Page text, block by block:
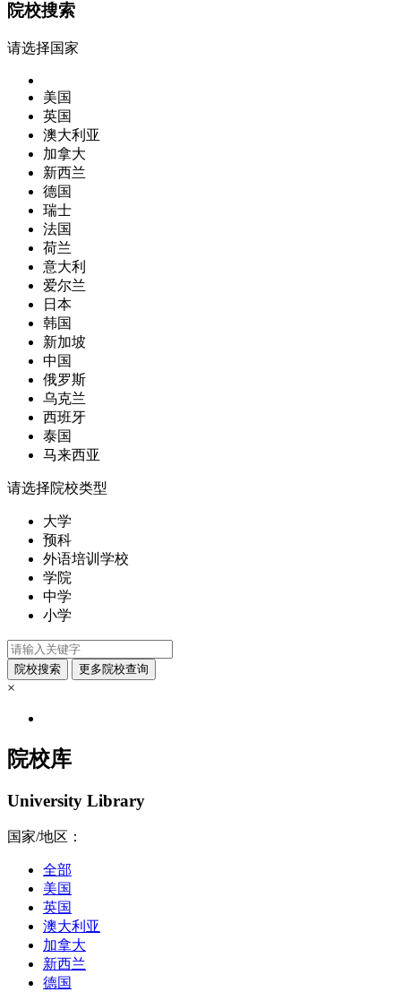
院校搜索
请选择国家
美国
英国
澳大利亚
加拿大
新西兰
德国
瑞士
法国
荷兰
意大利
爱尔兰
日本
韩国
新加坡
中国
俄罗斯
乌克兰
西班牙
泰国
马来西亚
请选择院校类型
大学
预科
外语培训学校
学院
中学
小学
×
院校库
University Library
国家/地区：
全部
美国
英国
澳大利亚
加拿大
新西兰
德国